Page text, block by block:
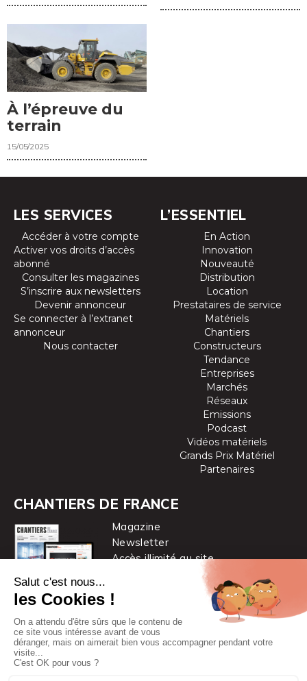
À l’épreuve du
terrain
15/05/2025
LES SERVICES
Accéder à votre compte
Activer vos droits d’accès
abonné
Consulter les magazines
S’inscrire aux newsletters
Devenir annonceur
Se connecter à l’extranet
annonceur
Nous contacter
L’ESSENTIEL
En Action
Innovation
Nouveauté
Distribution
Location
Prestataires de service
Matériels
Chantiers
Constructeurs
Tendance
Entreprises
Marchés
Réseaux
Emissions
Podcast
Vidéos matériels
Grands Prix Matériel
Partenaires
CHANTIERS DE FRANCE
Magazine
Newsletter
Accès illimité au site
Chantiers de France est une marque